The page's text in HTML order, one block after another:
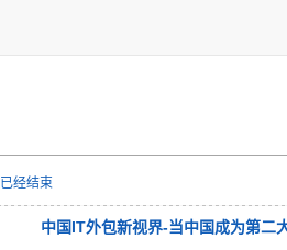
已经结束
中国IT外包新视界-当中国成为第二